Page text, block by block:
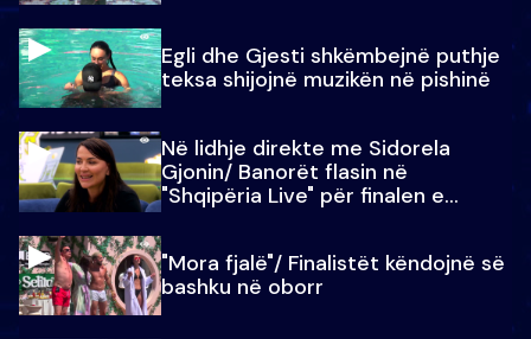
Egli dhe Gjesti shkëmbejnë puthje
teksa shijojnë muzikën në pishinë
Në lidhje direkte me Sidorela
Gjonin/ Banorët flasin në
"Shqipëria Live" për finalen e
"Mora fjalë"/ Finalistët këndojnë së
bashku në oborr